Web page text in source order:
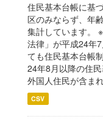
住民基本台帳に基
区のみならず、年
集計しています。
法律」が平成24年
ても住民基本台帳
24年8月以降の住
外国人住民が含まれ
CSV